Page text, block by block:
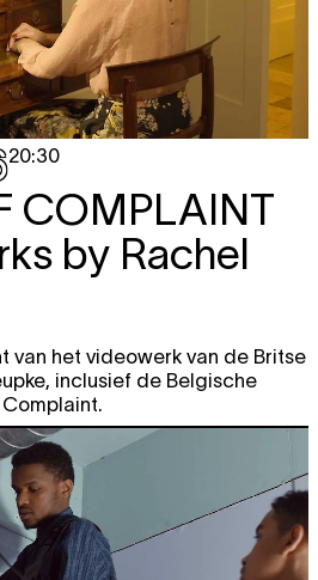
20:30
COMPLAINT
by Rachel
van het videowerk van de Britse
inclusief de Belgische